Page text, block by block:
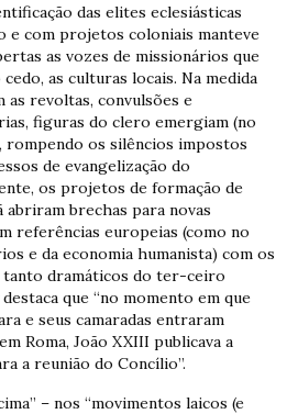
das elites eclesiásticas
e com projetos coloniais manteve
as vozes de missionários que
as culturas locais. Na medida
as revoltas, convulsões e
figuras do clero emergiam (no
rompendo os silêncios impostos
de evangelização do
os projetos de formação de
brechas para novas
referências europeias (como no
e da economia humanista) com os
tanto dramáticos do ter-ceiro
que “no momento em que
e seus camaradas entraram
Roma, João XXIII publicava a
a reunião do Concílio”.
– nos “movimentos laicos (e